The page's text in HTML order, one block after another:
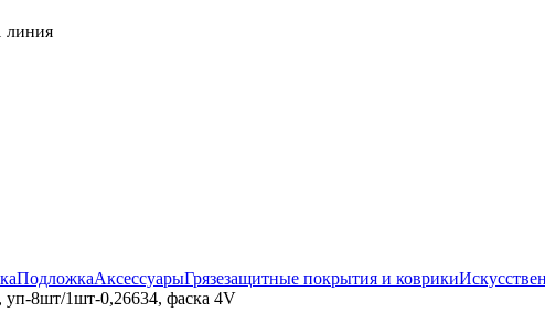
линия
ПодложкаАксессуарыГрязезащитные покрытия и коврики
8шт/1шт-0,26634, фаска 4V